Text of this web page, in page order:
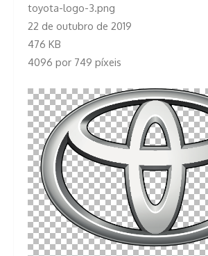
toyota-logo-3.png
22 de outubro de 2019
476 KB
4096 por 749 píxeis